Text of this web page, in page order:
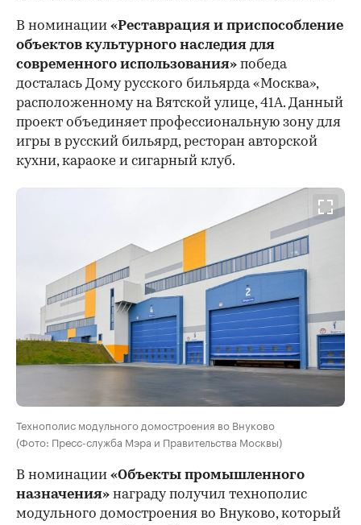
В номинации «Реставрация и приспособление
объектов культурного наследия для
современного использования» победа
досталась Дому русского бильярда «Москва»,
расположенному на Вятской улице, 41А. Данный
проект объединяет профессиональную зону для
игры в русский бильярд, ресторан авторской
кухни, караоке и сигарный клуб.
Технополис модульного домостроения во Внуково
(Фото: Пресс-служба Мэра и Правительства Москвы)
В номинации «Объекты промышленного
назначения» награду получил технополис
модульного домостроения во Внуково, который